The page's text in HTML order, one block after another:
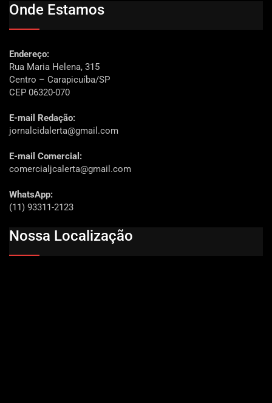
Onde Estamos
Endereço:
Rua Maria Helena, 315
Centro – Carapicuíba/SP
CEP 06320-070
E-mail Redação:
jornalcidalerta@gmail.com
E-mail Comercial:
comercialjcalerta@gmail.com
WhatsApp:
(11) 93311-2123
Nossa Localização